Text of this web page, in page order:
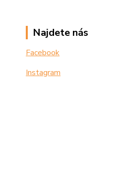
Najdete nás
Facebook
Instagram